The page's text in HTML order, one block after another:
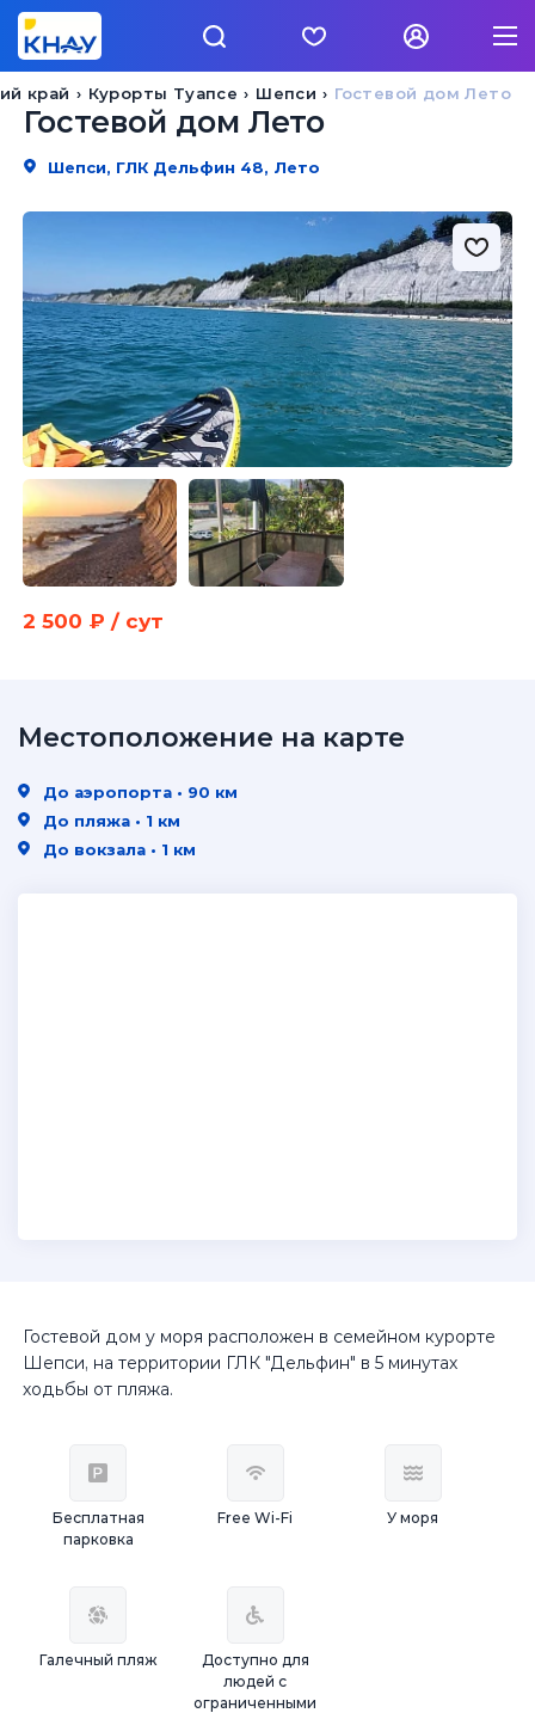
Гостевой дом Лето
Шепси
Курорты Туапсе
край
Гостевой дом Лето
Шепси, ГЛК Дельфин 48, Лето
2 500 ₽ / сут
Гостевой дом у моря расположен в семейном курорте
Шепси, на территории ГЛК "Дельфин" в 5 минутах
ходьбы от пляжа.
Бесплатная
парковка
Free Wi-Fi У моря
Галечный пляж
Доступно для
людей с
ограниченными
Местоположение на карте
До аэропорта • 90 км
До пляжа • 1 км
До вокзала • 1 км